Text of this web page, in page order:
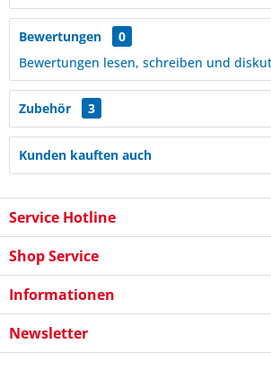
Bewertungen
0
Bewertungen lesen, schreiben und
Zubehör 3
Kunden kauften auch
Service Hotline
Shop Service
Informationen
Newsletter